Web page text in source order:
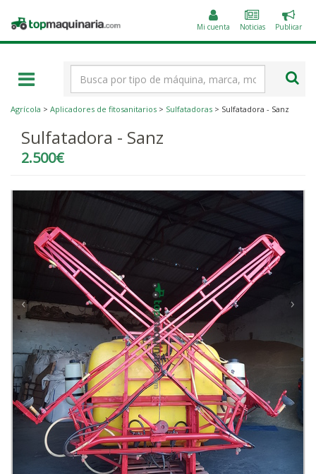
Topmaquinaria.com Mi cuenta Noticias
un
Publicar
Agrícola > Aplicadores de fitosanitarios > Sulfatadoras > Sulfatadora - Sanz
Sulfatadora - Sanz
2.500€
‹ ›